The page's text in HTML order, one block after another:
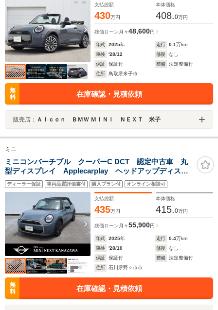
支払総額
430万円
本体価格
408.0万円
残価ローン 月々48,600円
年式 2025年 走行 0.1万km
車検
'28/12 修復
なし
保証
保証付 整備
法定整備付
住所
鳥取県米子市
無
料
在庫確認・見積依頼
販売店： Ａｌｃｏｎ ＢＭＷ ＭＩＮＩ ＮＥＸＴ 米子
ミニ
ミニコンバーチブル クーパーC DCT 認定中古車 丸
型ディスプレイ Applecarplay ヘッドアップディスプ
レイ harmman/kardon アクティブクルーズコントロ
ール バックカメラ 前後センサー ETC車載器
ディーラー保証 車両品質評価書付 購入プラン付 オンライン相談可
支払総額
435万円
本体価格
415.0万円
残価ローン 月々55,900円
年式 2025年 走行 0.4万km
車検
'28/10 修復
なし
保証
保証付 整備
法定整備付
住所
石川県野々市市
無
料
在庫確認・見積依頼